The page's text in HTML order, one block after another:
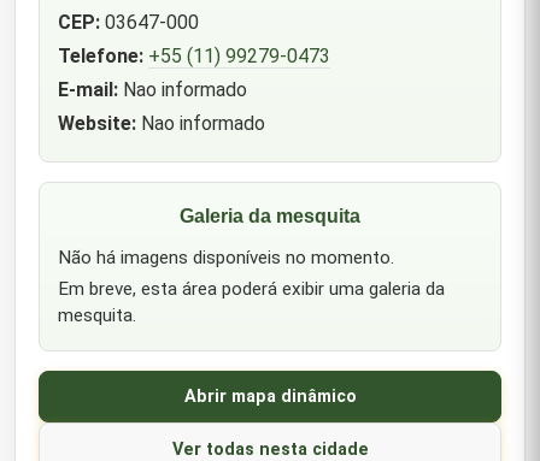
CEP:03647-000
Telefone: +55 (11) 99279-0473
E-mail:Nao informado
Website:Nao informado
Galeria da mesquita
Não há imagens disponíveis no momento.
Em breve, esta área poderá exibir uma galeria da
mesquita.
Abrir mapa dinâmico
Ver todas nesta cidade